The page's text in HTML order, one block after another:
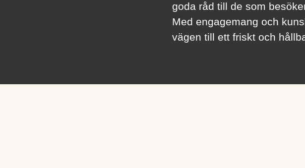
goda råd till de som
Med engagemang och
vägen till ett friskt och